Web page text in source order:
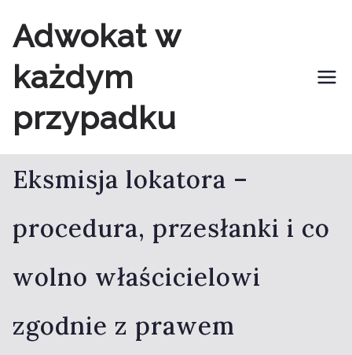
do
treści
Adwokat w
każdym
przypadku
Eksmisja lokatora –
procedura, przesłanki i co
wolno właścicielowi
zgodnie z prawem